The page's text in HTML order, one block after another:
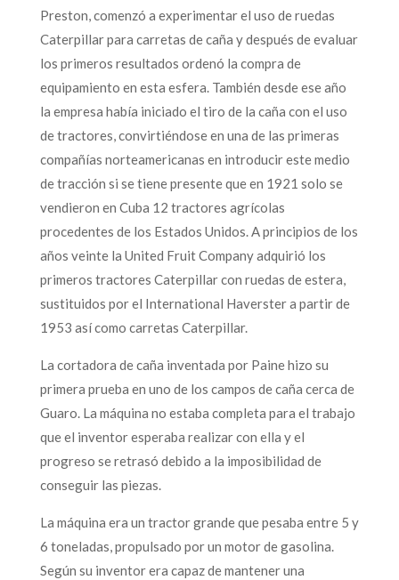
Preston, comenzó a experimentar el uso de ruedas
Caterpillar para carretas de caña y después de evaluar
los primeros resultados ordenó la compra de
equipamiento en esta esfera. También desde ese año
la empresa había iniciado el tiro de la caña con el uso
de tractores, convirtiéndose en una de las primeras
compañías norteamericanas en introducir este medio
de tracción si se tiene presente que en 1921 solo se
vendieron en Cuba 12 tractores agrícolas
procedentes de los Estados Unidos. A principios de los
años veinte la United Fruit Company adquirió los
primeros tractores Caterpillar con ruedas de estera,
sustituidos por el International Haverster a partir de
1953 así como carretas Caterpillar.
La cortadora de caña inventada por Paine hizo su
primera prueba en uno de los campos de caña cerca de
Guaro. La máquina no estaba completa para el trabajo
que el inventor esperaba realizar con ella y el
progreso se retrasó debido a la imposibilidad de
conseguir las piezas.
La máquina era un tractor grande que pesaba entre 5 y
6 toneladas, propulsado por un motor de gasolina.
Según su inventor era capaz de mantener una